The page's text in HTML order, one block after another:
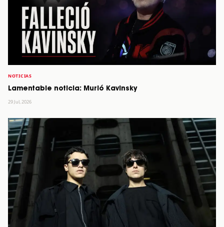
NOTICIAS
Lamentable noticia: Murió Kavinsky
29 Jul, 2026